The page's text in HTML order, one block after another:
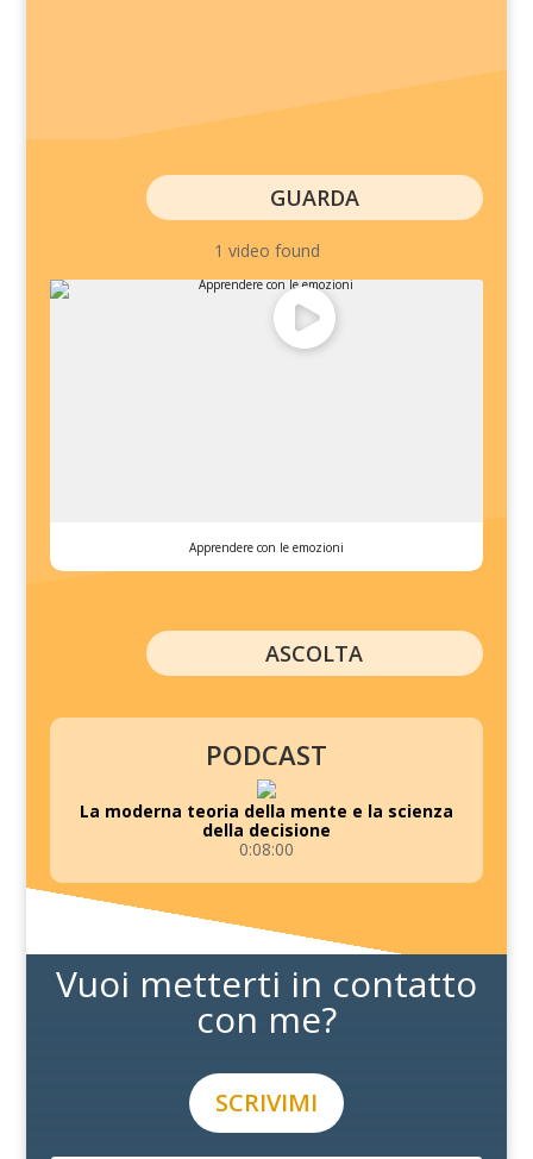
GUARDA
1 video found
Apprendere con le emozioni
ASCOLTA
PODCAST
La moderna teoria della mente e la scienza
della decisione
0:08:00
Vuoi metterti in contatto
con me?
SCRIVIMI